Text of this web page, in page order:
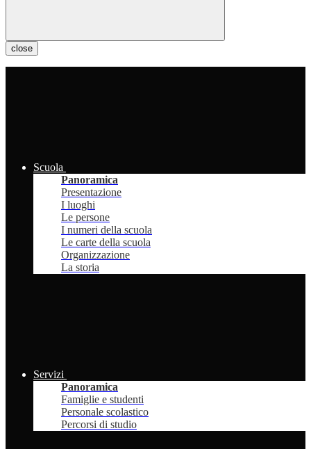
close
Scuola
Panoramica
Presentazione
I luoghi
Le persone
I numeri della scuola
Le carte della scuola
Organizzazione
La storia
Servizi
Panoramica
Famiglie e studenti
Personale scolastico
Percorsi di studio